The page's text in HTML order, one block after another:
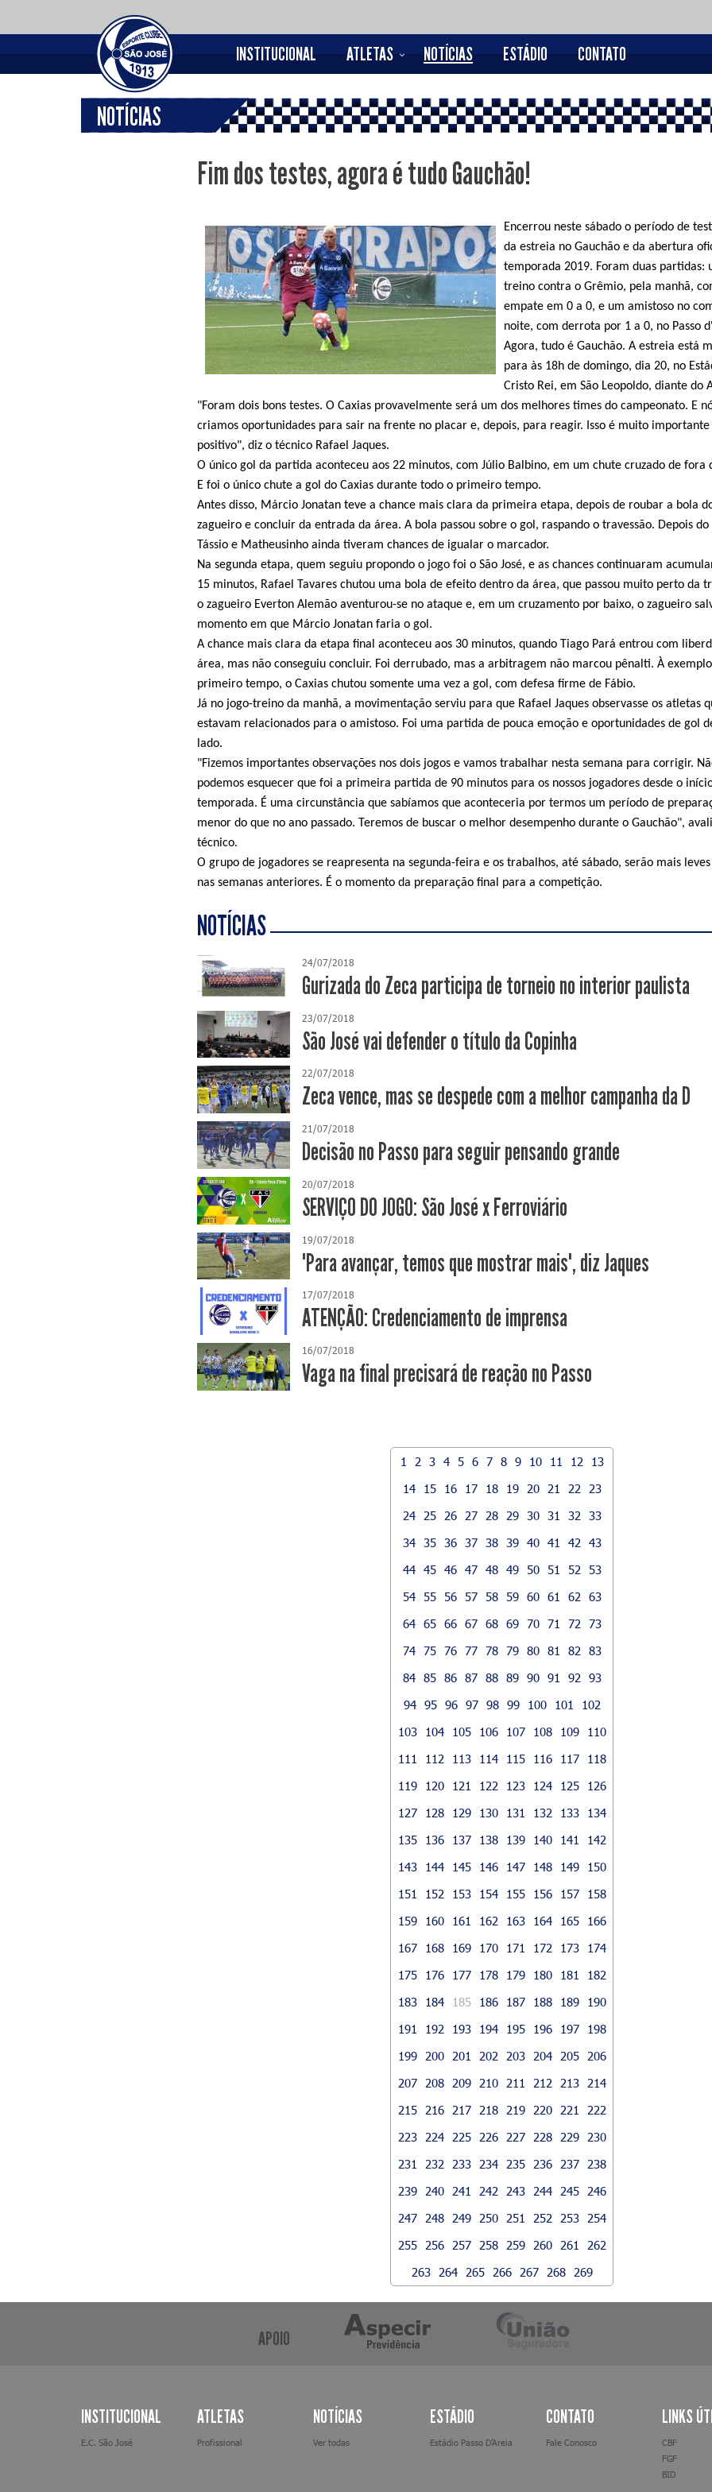
INSTITUCIONAL ATLETAS NOTÍCIAS ESTÁDIO CONTATO
NOTÍCIAS
Fim dos testes, agora é tudo Gauchão!
Encerrou neste sábado o período de
da estreia no Gauchão e da abertura
temporada 2019. Foram duas partidas:
treino contra o Grêmio, pela manhã,
empate em 0 a 0, e um amistoso no
noite, com derrota por 1 a 0, no Passo
Agora, tudo é Gauchão. A estreia está
para às 18h de domingo, dia 20, no
Cristo Rei, em São Leopoldo, diante do
"Foram dois bons testes. O Caxias provavelmente será um dos melhores times do campeonato. E
criamos oportunidades para sair na frente no placar e, depois, para reagir. Isso é muito importante
positivo", diz o técnico Rafael Jaques.
O único gol da partida aconteceu aos 22 minutos, com Júlio Balbino, em um chute cruzado de fora
E foi o único chute a gol do Caxias durante todo o primeiro tempo.
Antes disso, Márcio Jonatan teve a chance mais clara da primeira etapa, depois de roubar a bola
zagueiro e concluir da entrada da área. A bola passou sobre o gol, raspando o travessão. Depois do
Tássio e Matheusinho ainda tiveram chances de igualar o marcador.
Na segunda etapa, quem seguiu propondo o jogo foi o São José, e as chances continuaram
15 minutos, Rafael Tavares chutou uma bola de efeito dentro da área, que passou muito perto da
o zagueiro Everton Alemão aventurou-se no ataque e, em um cruzamento por baixo, o zagueiro
momento em que Márcio Jonatan faria o gol.
A chance mais clara da etapa final aconteceu aos 30 minutos, quando Tiago Pará entrou com
área, mas não conseguiu concluir. Foi derrubado, mas a arbitragem não marcou pênalti. À
primeiro tempo, o Caxias chutou somente uma vez a gol, com defesa firme de Fábio.
Já no jogo-treino da manhã, a movimentação serviu para que Rafael Jaques observasse os atletas
estavam relacionados para o amistoso. Foi uma partida de pouca emoção e oportunidades de gol
lado.
"Fizemos importantes observações nos dois jogos e vamos trabalhar nesta semana para corrigir.
podemos esquecer que foi a primeira partida de 90 minutos para os nossos jogadores desde o
temporada. É uma circunstância que sabíamos que aconteceria por termos um período de
menor do que no ano passado. Teremos de buscar o melhor desempenho durante o Gauchão",
técnico.
O grupo de jogadores se reapresenta na segunda-feira e os trabalhos, até sábado, serão mais
nas semanas anteriores. É o momento da preparação final para a competição.
NOTÍCIAS
24/07/2018
Gurizada do Zeca participa de torneio no interior paulista
23/07/2018
São José vai defender o título da Copinha
22/07/2018
Zeca vence, mas se despede com a melhor campanha da D
21/07/2018
Decisão no Passo para seguir pensando grande
20/07/2018
SERVIÇO DO JOGO: São José x Ferroviário
19/07/2018
"Para avançar, temos que mostrar mais", diz Jaques
17/07/2018
ATENÇÃO: Credenciamento de imprensa
16/07/2018
Vaga na final precisará de reação no Passo
1 2 3 4 5 6 7 8 9 10 11 12
13
14
15 16 17 18 19 20 21 22
23
24
25 26 27 28 29 30 31 32
33
34 35 36 37 38 39 40 41 42
43
44 45 46 47 48 49 50 51 52
53
54 55 56 57 58 59 60 61 62
63
64 65 66 67 68 69 70 71 72
73
74 75 76 77 78 79 80 81 82
83
84 85 86 87 88 89 90 91 92
93
94 95 96 97 98 99 100 101
102
103
104 105 106 107 108 109
110
111
112 113 114 115 116 117
118
119
120 121 122 123 124 125
126
127
128 129 130 131 132 133
134
135
136 137 138 139 140 141
142
143
144 145 146 147 148 149
150
151
152 153 154 155 156 157
158
159
160 161 162 163 164 165
166
167
168 169 170 171 172 173
174
175
176 177 178 179 180 181
182
183
184 185 186 187 188 189
190
191
192 193 194 195 196 197
198
199
200 201 202 203 204 205
206
207
208 209 210 211 212 213
214
215
216 217 218 219 220 221
222
223
224 225 226 227 228 229
230
231
232 233 234 235 236 237
238
239
240 241 242 243 244 245
246
247
248 249 250 251 252 253
254
255
256 257 258 259 260 261
262
263
264 265 266 267 268 269
APOIO
INSTITUCIONAL
E.C. São José
ATLETAS
Profissional
NOTÍCIAS
Ver todas
ESTÁDIO
Estádio Passo D’Areia
CONTATO
Fale Conosco
LINKS
CBF
FGF
BID